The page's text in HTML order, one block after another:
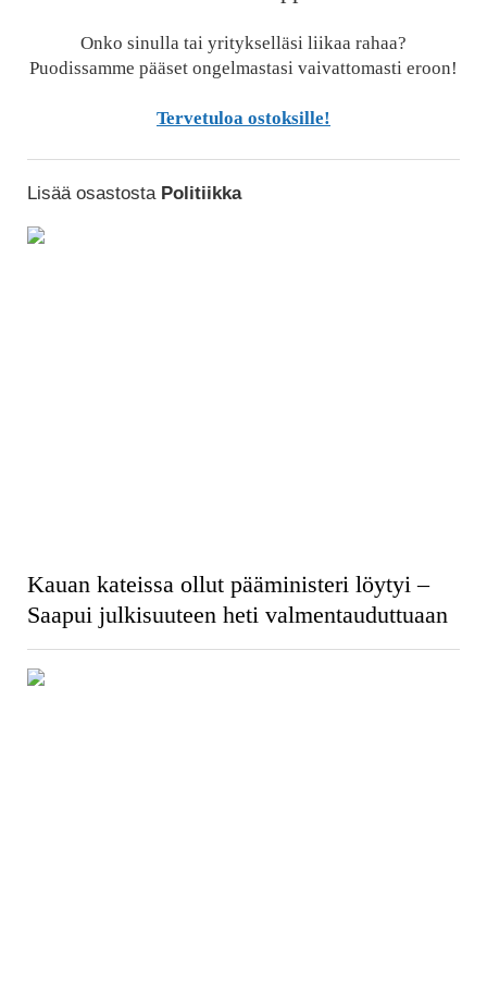
Onko sinulla tai yritykselläsi liikaa rahaa?
Puodissamme pääset ongelmastasi vaivattomasti eroon!
Tervetuloa ostoksille!
Lisää osastosta Politiikka
Kauan kateissa ollut pääministeri löytyi –
Saapui julkisuuteen heti valmentauduttuaan